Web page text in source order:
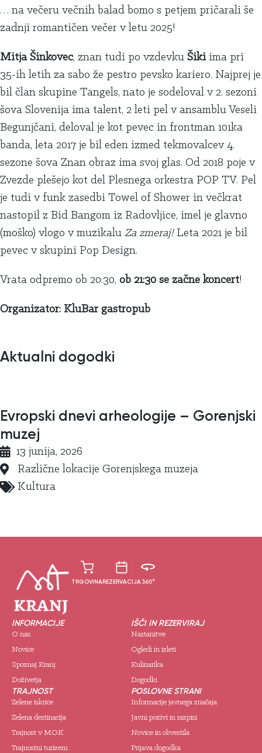
… na večeru večnih balad bomo s petjem pričarali še
zadnji romantičen večer v letu 2025!
Mitja Šinkovec, znan tudi po vzdevku Šiki ima pri
35-ih letih za sabo že pestro pevsko kariero. Najprej je
bil član skupine Tangels, nato je sodeloval v 2. sezoni
šova Slovenija ima talent, 2 leti pel v ansamblu Veseli
Begunjčani, deloval je kot pevec in frontman 101ka
banda, leta 2017 je bil eden izmed tekmovalcev 4.
sezone šova Znan obraz ima svoj glas. Od 2018 poje v
Zvezde plešejo kot del Plesnega orkestra POP TV. Pel
je tudi v funk zasedbi Towel of Shower in večkrat
nastopil z Bid Bangom iz Radovljice, imel je glavno
(moško) vlogo v muzikalu Za zmeraj! Leta 2021 je bil
pevec v skupini Pop Design.
Vrata odpremo ob 20:30, ob 21:30 se začne koncert!
Organizator: KluBar gastropub
Aktualni dogodki
Evropski dnevi arheologije – Gorenjski
muzej
13 junija, 2026
Različne lokacije Gorenjskega muzeja
Kultura
TRGOVINAREZERVACIJA360°
INFORMACIJE
O nas
Novice
Spoznaj Kranj
Doživetja
IŠČI IN REZERVIRAJ
Nastanitve
Ogledi in izleti
Kulinarika
Dogodki
TRAJNOST
Zelene iskrice
Zelena destinacija
Trajnost v MOK
Trajnostni turizem
POSLOVNE STRANI
Informacije javnega značaja
Javni pozivi in razpisi
Novice in obvestila
Prijava dogodka